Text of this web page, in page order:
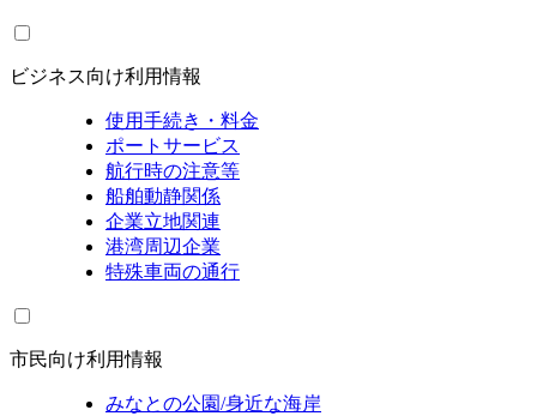
ビジネス向け利用情報
使用手続き・料金
ポートサービス
航行時の注意等
船舶動静関係
企業立地関連
港湾周辺企業
特殊車両の通行
市民向け利用情報
みなとの公園/身近な海岸